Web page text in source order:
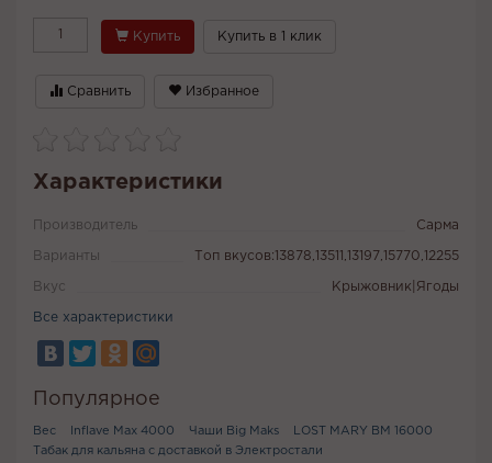
Купить Купить в 1 клик
Сравнить Избранное
Характеристики
Производитель Сарма
Варианты Топ вкусов:13878,13511,13197,15770,12255
Вкус Крыжовник|Ягоды
Все характеристики
Популярное
Вес Inflave Max 4000 Чаши Big Maks
LOST MARY BM 16000
Табак для кальяна с доставкой в Электростали